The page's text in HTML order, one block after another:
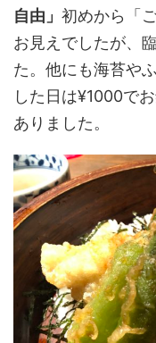
自由」 初めから「
お見えでしたが、
た。他にも海苔や
した日は¥1000で
ありました。